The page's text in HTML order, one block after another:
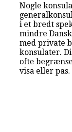
Nogle
i et bredt
mindre
med private
konsulater.
ofte
visa eller pas.